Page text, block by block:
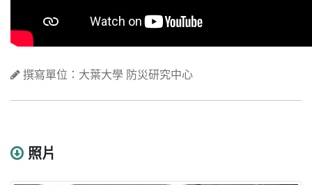
撰寫單位：大葉大學 防災研究中心
照片